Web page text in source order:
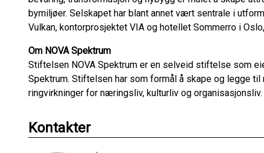
bymiljøer. Selskapet har blant annet vært sentrale i
Vulkan, kontorprosjektet VIA og hotellet Sommerro i
Om NOVA Spektrum
Stiftelsen NOVA Spektrum er en selveid stiftelse som
Spektrum. Stiftelsen har som formål å skape og legge
ringvirkninger for næringsliv, kulturliv og organisasjonsliv.
Kontakter